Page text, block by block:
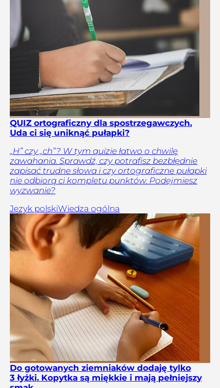
QUIZ ortograficzny dla spostrzegawczych.
Uda ci się uniknąć pułapki?
„H” czy „ch”? W tym quizie łatwo o chwilę
zawahania. Sprawdź, czy potrafisz bezbłędnie
zapisać trudne słowa i czy ortograficzne pułapki
nie odbiorą ci kompletu punktów. Podejmiesz
wyzwanie?
Język polskiWiedza ogólna
Do gotowanych ziemniaków dodaję tylko
3 łyżki. Kopytka są miękkie i mają pełniejszy